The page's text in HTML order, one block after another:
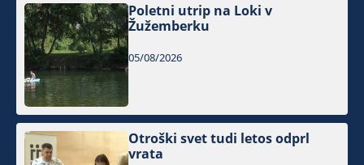
Poletni utrip na Loki v
Žužemberku
05/08/2026
Otroški svet tudi letos odprl
vrata